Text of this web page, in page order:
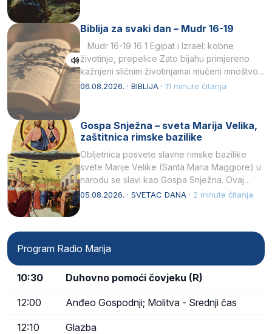
Biblija za svaki dan – Mudr 16-19
Mudr 16-19 16 1 Egipat i Izrael: kobne
životinje, prepelice Zato bijahu primjereno
kažnjeni sličnim životinjamai mučeni mnoštvom
kukaca.2 A narod…
06.08.2026. · BIBLIJA · 11 minute čitanja
Gospa Snježna – sveta Marija Velika,
zaštitnica rimske bazilike
Obljetnica posvete slavne rimske bazilike
svete Marije Velike (Santa Maria Maggiore) u
narodu se slavi kao Gospa Snježna. Ovaj
naziv, Sancta Maria…
05.08.2026. · SVETAC DANA · 2 minute čitanja
Program Radio Marija
10:30 Duhovno pomoći čovjeku (R)
12:00 Anđeo Gospodnji; Molitva - Srednji čas
12:10 Glazba